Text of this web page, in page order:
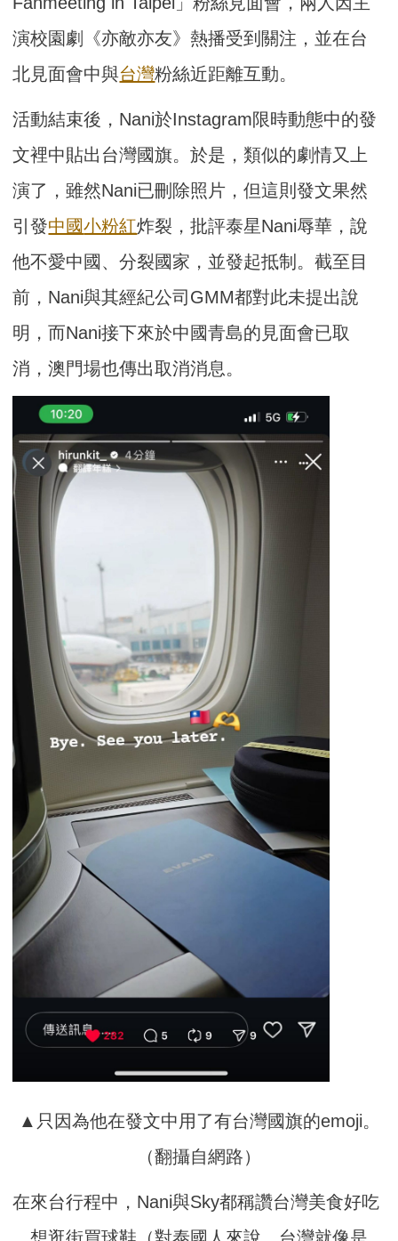
演校園劇《亦敵亦友》熱播受到關注，並在台
北見面會中與台灣粉絲近距離互動。
活動結束後，Nani於Instagram限時動態中的發
文裡中貼出台灣國旗。於是，類似的劇情又上
演了，雖然Nani已刪除照片，但這則發文果然
引發中國小粉紅炸裂，批評泰星Nani辱華，說
他不愛中國、分裂國家，並發起抵制。截至目
前，Nani與其經紀公司GMM都對此未提出說
明，而Nani接下來於中國青島的見面會已取
消，澳門場也傳出取消消息。
▲只因為他在發文中用了有台灣國旗的emoji。
（翻攝自網路）
在來台行程中，Nani與Sky都稱讚台灣美食好吃